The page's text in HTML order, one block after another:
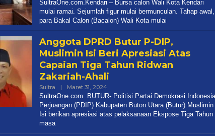
SultraOne.com.Kendari – Bursa calon Wali Kota Kendari
mulai ramai. Sejumlah figur mulai bermunculan. Tahap awal,
para Bakal Calon (Bacalon) Wali Kota mulai
Anggota DPRD Butur P-DIP,
Muslimin Isi Beri Apresiasi Atas
Capaian Tiga Tahun Ridwan
Zakariah-Ahali
Sultra | Maret 31, 2024Oleh
Redaksi
SultraOne.com .BUTUR- Politisi Partai Demokrasi Indonesia
Perjuangan (PDIP) Kabupaten Buton Utara (Butur) Muslimin
Isi berikan apresiasi atas pelaksanaan Ekspose Tiga Tahun
masa